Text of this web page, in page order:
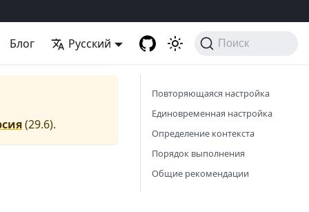
Блог Русский Поиск
(29.6).
Повторяющаяся настройка
Единовременная настройка
Определение контекста
Порядок выполнения
Общие рекомендации